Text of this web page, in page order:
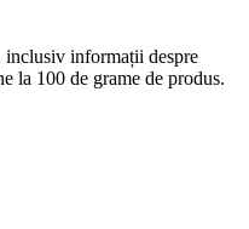
informații despre
la 100 de grame de produs.